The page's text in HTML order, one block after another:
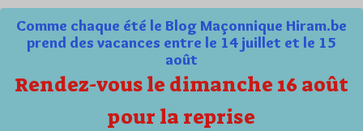
Comme chaque été le Blog Maçonnique Hiram.be
prend des vacances entre le 14 juillet et le 15
août
Rendez-vous le dimanche 16 août
pour la reprise